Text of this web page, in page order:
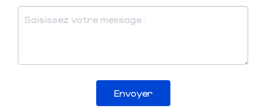
Envoyer